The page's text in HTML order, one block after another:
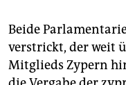
Beide
verstrickt, der weit
Mitglieds Zypern